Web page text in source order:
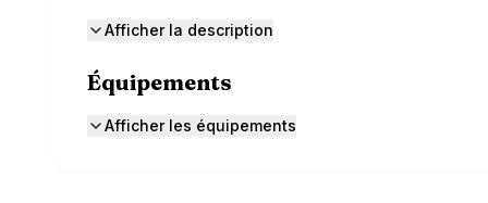
Afficher la description
Équipements
Afficher les équipements